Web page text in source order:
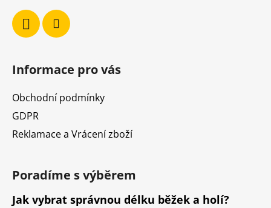
Informace pro vás
Obchodní podmínky
GDPR
Reklamace a Vrácení zboží
Poradíme s výběrem
Jak vybrat správnou délku běžek a holí?